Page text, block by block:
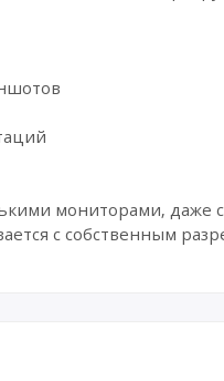
мониторами,
с собственным